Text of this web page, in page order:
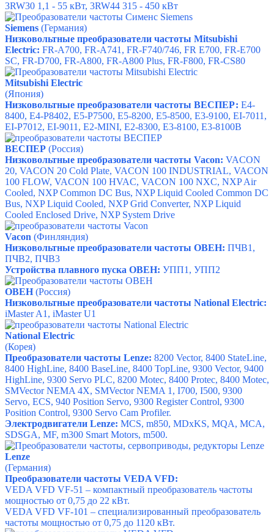
3RW30 1,1 - 55 кВт, 3RW44 315 - 450 кВт
Siemens (Германия)
Низковольтные преобразователи частоты Mitsubishi
Electric: FR-А700, FR-А741, FR-F740/746, FR E700, FR-E700
SC, FR-D700, FR-A800, FR-A800 Plus, FR-F800, FR-CS80
Mitsubishi Electric
(Япония)
Низковольтные преобразователи частоты ВЕСПЕР: E4-
8400, E4-P8402, E5-P7500, E5-8200, E5-8500, E3-9100, EI-7011,
EI-P7012, EI-9011, E2-MINI, E2-8300, E3-8100, E3-8100B
ВЕСПЕР (Россия)
Низковольтные преобразователи частоты Vacon: VACON
20, VACON 20 Cold Plate, VACON 100 INDUSTRIAL, VACON
100 FLOW, VACON 100 HVAC, VACON 100 NXC, NXP Air
Cooled, NXP Common DC Bus, NXP Liquid Cooled Common DC
Bus, NXP Liquid Cooled, NXP Grid Converter, NXP Liquid
Cooled Enclosed Drive, NXP System Drive
Vacon (Финляндия)
Низковольтные преобразователи частоты ОВЕН: ПЧВ1,
ПЧВ2, ПЧВ3
Устройства плавного пуска ОВЕН: УПП1, УПП2
ОВЕН(Россия)
Низковольтные преобразователи частоты National Electric:
iMaster A1, iMaster U1
National Electric
(Корея)
Преобразователи частоты Lenze: 8200 Vector, 8400 StateLine,
8400 HighLine, 8400 BaseLine, 8400 TopLine, 9300 Vector, 9400
HighLine, 9300 Servo PLC, 8200 Motec, 8400 Protec, 8400 Motec,
SMVector NEMA 4X, SMVector NEMA 1, I700, I500, 9300
Servo, ECS, 940 Position Servo, 9300 Register Control, 9300
Position Control, 9300 Servo Cam Profiler.
Электродвигатели Lenze: MCS, m850, MDxKS, MQA, MCA,
SDSGA, MF, m300 Smart Motors, m500.
Lenze
(Германия)
Преобразователи частоты VEDA VFD:
VEDA VFD VF-51 – компактный преобразователь частоты
мощностью от 0,75 до 22 кВт.
VEDA VFD VF-101 – специализированный преобразователь
частоты мощностью от 0,75 до 1120 кВт.